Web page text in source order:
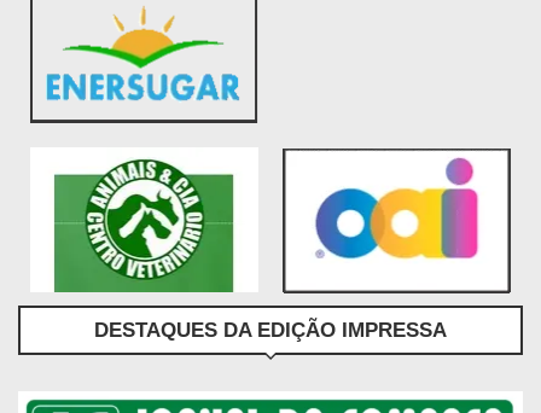
DESTAQUES DA EDIÇÃO IMPRESSA